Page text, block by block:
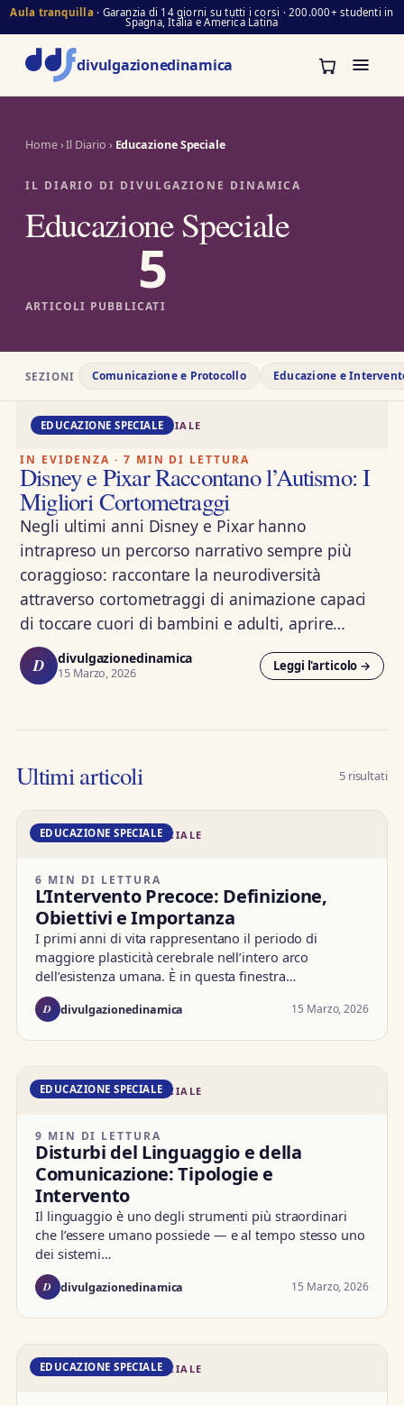
Aula tranquilla · Garanzia di 14 giorni su tutti i corsi · 200.000+ studenti in
Spagna, Italia e America Latina
divulgazionedinamica
Home›Il Diario › Educazione Speciale
IL DIARIO DI DIVULGAZIONE DINAMICA
Educazione Speciale
5
ARTICOLI PUBBLICATI
SEZIONI Comunicazione e Protocollo Educazione e
DD · EDUCAZIONE SPECIALE
EDUCAZIONE SPECIALE
IN EVIDENZA · 7 MIN DI LETTURA
Disney e Pixar Raccontano l’Autismo: I
Migliori Cortometraggi
Negli ultimi anni Disney e Pixar hanno
intrapreso un percorso narrativo sempre più
coraggioso: raccontare la neurodiversità
attraverso cortometraggi di animazione capaci
di toccare cuori di bambini e adulti, aprire…
D
divulgazionedinamica
15 Marzo, 2026 Leggi l'articolo →
Ultimi articoli 5 risultati
DD · EDUCAZIONE SPECIALE
EDUCAZIONE SPECIALE
6 MIN DI LETTURA
L’Intervento Precoce: Definizione,
Obiettivi e Importanza
I primi anni di vita rappresentano il periodo di
maggiore plasticità cerebrale nell’intero arco
dell’esistenza umana. È in questa finestra…
D divulgazionedinamica 15 Marzo, 2026
DD · EDUCAZIONE SPECIALE
EDUCAZIONE SPECIALE
9 MIN DI LETTURA
Disturbi del Linguaggio e della
Comunicazione: Tipologie e
Intervento
Il linguaggio è uno degli strumenti più straordinari
che l’essere umano possiede — e al tempo stesso uno
dei sistemi…
D divulgazionedinamica 15 Marzo, 2026
DD · EDUCAZIONE SPECIALE
EDUCAZIONE SPECIALE